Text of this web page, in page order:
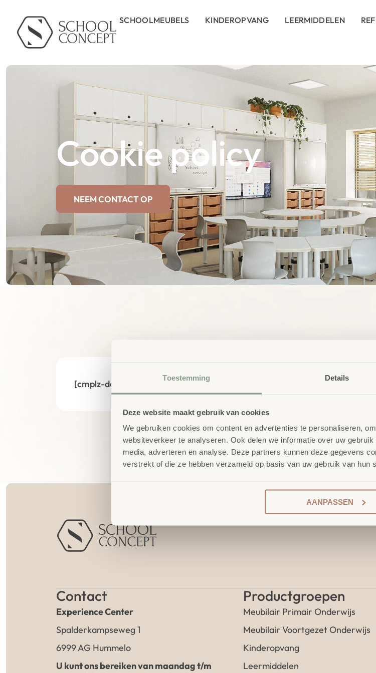
Toestemming Details
Deze website maakt gebruik van cookies
We gebruiken cookies om content en advertenties te personaliseren,
websiteverkeer te analyseren. Ook delen we informatie over uw
media, adverteren en analyse. Deze partners kunnen deze gegevens
verstrekt of die ze hebben verzameld op basis van uw gebruik van hun
AANPASSEN
SCHOOLMEUBELS KINDEROPVANG LEERMIDDELEN
Cookie policy
NEEM CONTACT OP
[cmplz-document type=”cookie-statement” region=”eu”]
Contact
Experience Center
Spalderkampseweg 1
6999 AG Hummelo
U kunt ons bereiken van maandag t/m
Productgroepen
Meubilair Primair Onderwijs
Meubilair Voortgezet Onderwijs
Kinderopvang
Leermiddelen